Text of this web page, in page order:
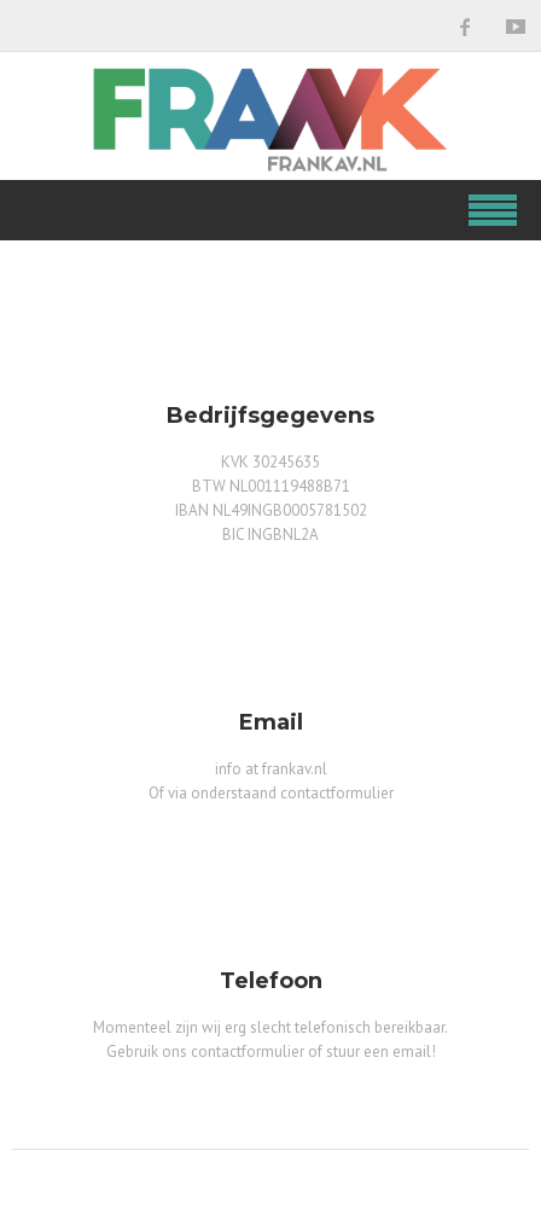
Bedrijfsgegevens
KVK 30245635
BTW NL001119488B71
IBAN NL49INGB0005781502
BIC INGBNL2A
Email
info at frankav.nl
Of via onderstaand contactformulier
Telefoon
Momenteel zijn wij erg slecht telefonisch bereikbaar.
Gebruik ons contactformulier of stuur een email!